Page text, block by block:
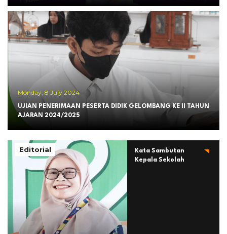
Monday, 8 July 2024
UJIAN PENERIMAAN PESERTA DIDIK GELOMBANG KE II TAHUN
AJARAN 2024/2025
Editorial
Kata Sambutan
Kepala Sekolah